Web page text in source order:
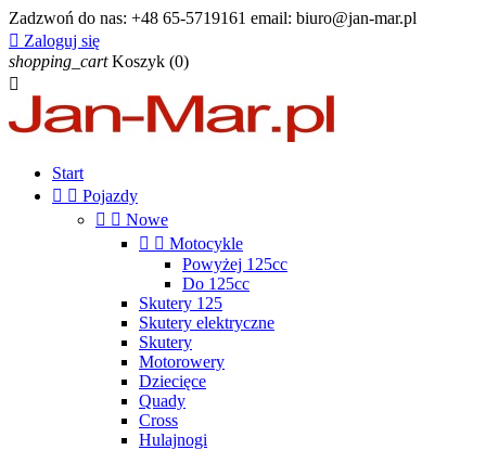
Zadzwoń do nas: +48 65-5719161 email: biuro@jan-mar.pl
 Zaloguj się
shopping_cart Koszyk (0)

Start
  Pojazdy
  Nowe
  Motocykle
Powyżej 125cc
Do 125cc
Skutery 125
Skutery elektryczne
Skutery
Motorowery
Dziecięce
Quady
Cross
Hulajnogi